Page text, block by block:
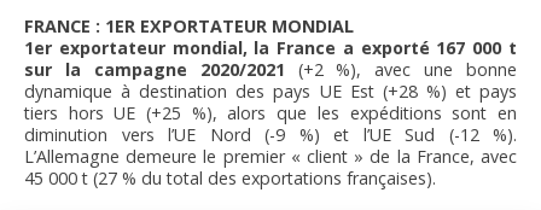
FRANCE : 1ER EXPORTATEUR MONDIAL
1er exportateur mondial, la France a exporté 167 000 t
sur la campagne 2020/2021 (+2 %), avec une bonne
dynamique à destination des pays UE Est (+28 %) et pays
tiers hors UE (+25 %), alors que les expéditions sont en
diminution vers l’UE Nord (-9 %) et l’UE Sud (-12 %).
L’Allemagne demeure le premier « client » de la France, avec
45 000 t (27 % du total des exportations françaises).